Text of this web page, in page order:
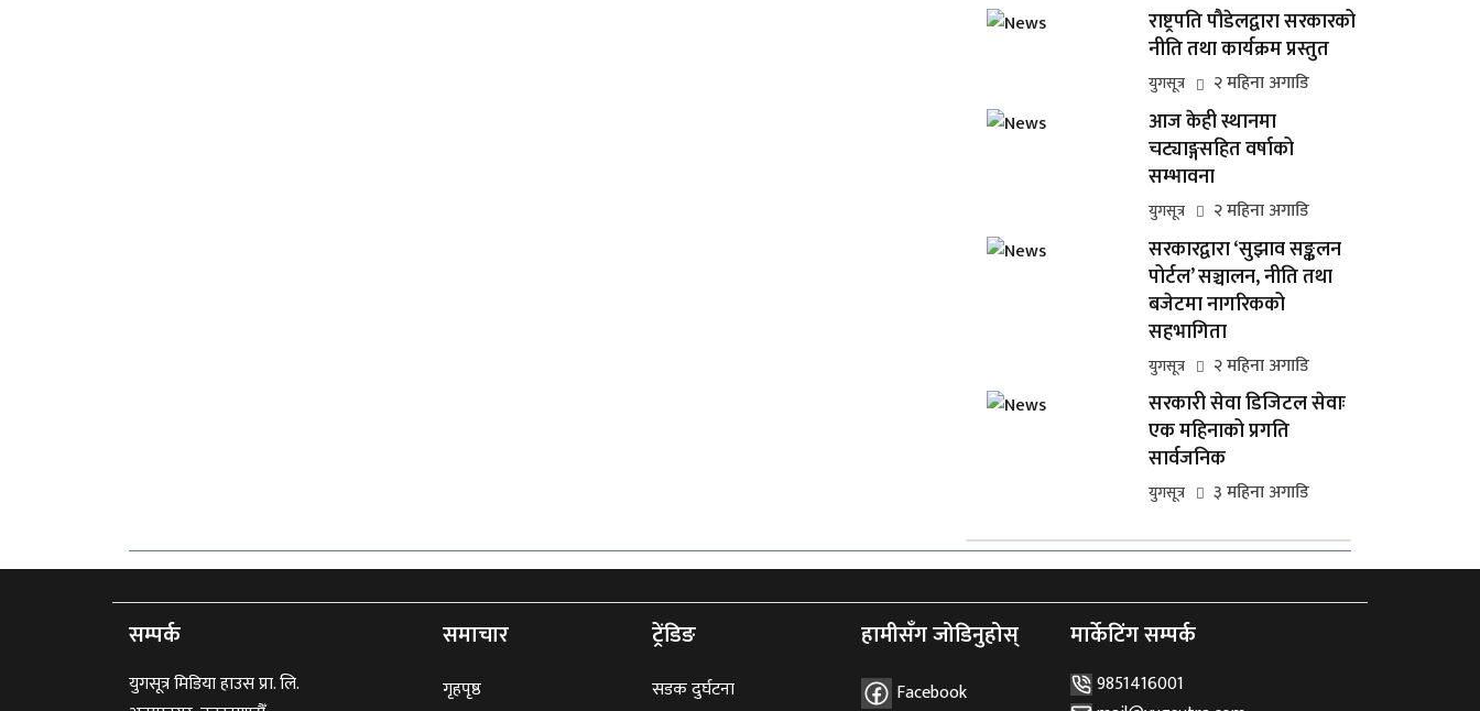
राष्ट्रपति पौडेलद्वारा सरकारको
नीति तथा कार्यक्रम प्रस्तुत
युगसूत्र २ महिना अगाडि
आज केही स्थानमा
चट्याङ्गसहित वर्षाको
सम्भावना
युगसूत्र २ महिना अगाडि
सरकारद्वारा ‘सुझाव सङ्कलन
पोर्टल’ सञ्चालन, नीति तथा
बजेटमा नागरिकको
सहभागिता
युगसूत्र २ महिना अगाडि
सरकारी सेवा डिजिटल सेवाः
एक महिनाको प्रगति
सार्वजनिक
युगसूत्र ३ महिना अगाडि
सम्पर्क
युगसूत्र मिडिया हाउस प्रा. लि.
समाचार
गृहपृष्ठ
ट्रेंडिङ
सडक दुर्घटना
हामीसँग जोडिनुहोस्
Facebook
मार्केटिंग सम्पर्क
9851416001